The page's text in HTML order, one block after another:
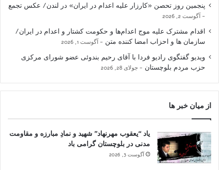
پنجمین روز تحصن «کارزار علیه اعدام در ایران» در لندن/ عکس تجمع
آگوست 2, 2026
اقدام مشترک علیه موج اعدام‌ها و حکومت کشتار و اعدام در ایران/
سازمان ها و احزاب امضا کننده متن
آگوست 1, 2026
ویدیو گفتگوی رادیو فردا با آقای رحیم بندوئی عضو شورای مرکزی
حزب مردم بلوچستان
جولای 28, 2026
از میان خبر ها
یاد “یعقوب مهرنهاد” شهید و نمادِ مبارزه و مقاومت
مدنی در بلوچستان گرامی باد
آگوست 3, 2026